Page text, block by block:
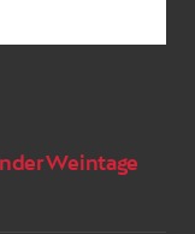
Weintage